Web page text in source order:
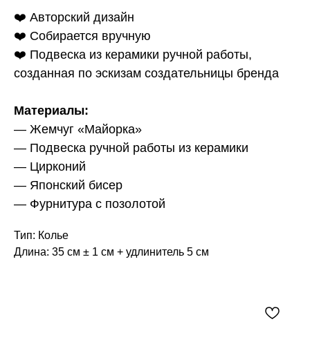
❤️ Авторский дизайн
❤️ Собирается вручную
❤️ Подвеска из керамики ручной работы,
созданная по эскизам создательницы бренда
Материалы:
— Жемчуг «Майорка»
— Подвеска ручной работы из керамики
— Цирконий
— Японский бисер
— Фурнитура с позолотой
Тип: Колье
Длина: 35 см ± 1 см + удлинитель 5 см